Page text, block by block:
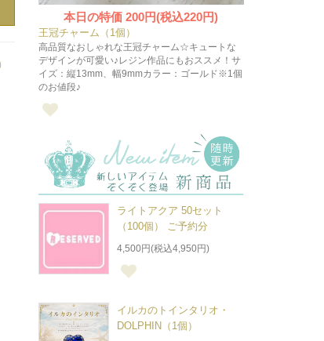
本日の特価200円(税込220円)
王冠チャーム（1個）
高品質なおしゃれな王冠チャーム☆キュートな
デザインが可愛い♪レジン作品にもおススメ！サ
イズ：縦13mm、幅9mmカラー：ゴールド※1個
のお値段♪
ライトアクア 50セット
（100個） ご予約分
4,500円(税込4,950円)
イルカのトインタリオ・
DOLPHIN（1個）